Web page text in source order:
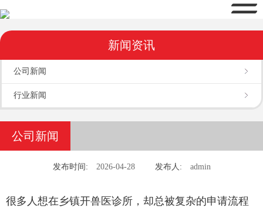
新闻资讯
公司新闻
行业新闻
公司新闻
发布时间: 2026-04-28 发布人: admin
很多人想在乡镇开兽医诊所，却总被复杂的申请流程